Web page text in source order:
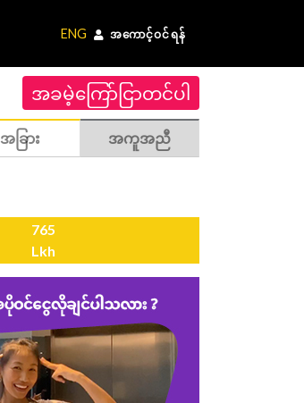
ENG အကောင့်ဝင်ရန်
အခမဲ့ကြော်ငြာတင်ပါ
အခြား အကူအညီ
765
Lkh